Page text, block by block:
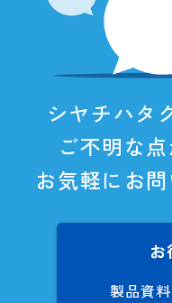
シヤチハタ
ご不明な
お気軽にお
製品資